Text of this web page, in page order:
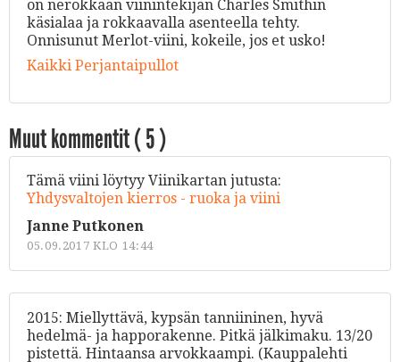
on nerokkaan viinintekijän Charles Smithin
käsialaa ja rokkaavalla asenteella tehty.
Onnisunut Merlot-viini, kokeile, jos et usko!
Kaikki Perjantaipullot
Muut kommentit (5)
Tämä viini löytyy Viinikartan jutusta:
Yhdysvaltojen kierros - ruoka ja viini
Janne Putkonen
05.09.2017 KLO 14:44
2015: Miellyttävä, kypsän tanniininen, hyvä
hedelmä- ja happorakenne. Pitkä jälkimaku. 13/20
pistettä. Hintaansa arvokkaampi. (Kauppalehti